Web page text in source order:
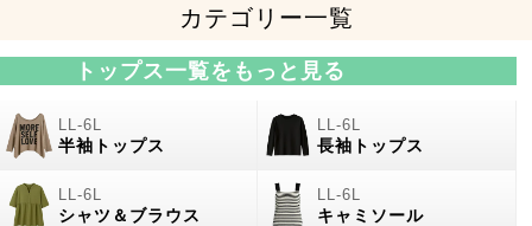
カテゴリー一覧
トップス一覧をもっと見る
半袖トップス 長袖トップス
シャツ＆ブラウス キャミソール